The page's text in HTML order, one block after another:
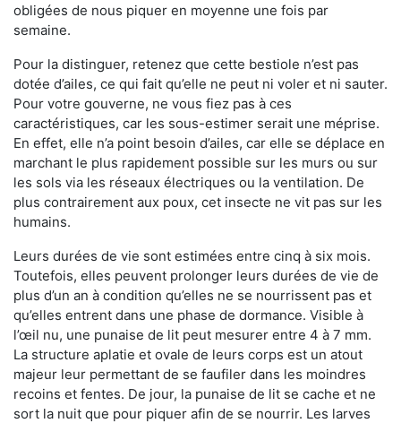
obligées de nous piquer en moyenne une fois par
semaine.
Pour la distinguer, retenez que cette bestiole n’est pas
dotée d’ailes, ce qui fait qu’elle ne peut ni voler et ni sauter.
Pour votre gouverne, ne vous fiez pas à ces
caractéristiques, car les sous-estimer serait une méprise.
En effet, elle n’a point besoin d’ailes, car elle se déplace en
marchant le plus rapidement possible sur les murs ou sur
les sols via les réseaux électriques ou la ventilation. De
plus contrairement aux poux, cet insecte ne vit pas sur les
humains.
Leurs durées de vie sont estimées entre cinq à six mois.
Toutefois, elles peuvent prolonger leurs durées de vie de
plus d’un an à condition qu’elles ne se nourrissent pas et
qu’elles entrent dans une phase de dormance. Visible à
l’œil nu, une punaise de lit peut mesurer entre 4 à 7 mm.
La structure aplatie et ovale de leurs corps est un atout
majeur leur permettant de se faufiler dans les moindres
recoins et fentes. De jour, la punaise de lit se cache et ne
sort la nuit que pour piquer afin de se nourrir. Les larves